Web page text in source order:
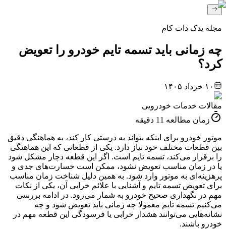
مجله یدک دات کام
چه زمانی باید تسمه تایم خودرو را تعویض
کرد؟
۱۰ خرداد ۱۴۰۵
مقالات خدمات خودرویی
زمان مطالعه 11 دقیقه
موتور خودرو برای اینکه بتواند به ‌درستی کار کند، به هماهنگی دقیق
بین قطعات مختلف خود نیاز دارد. یکی از قطعاتی که این هماهنگی
را برقرار می‌کند، تسمه تایم است. اگر این قطعه دچار مشکل شود
یا در زمان مناسب تعویض نشود، ممکن است خسارت‌های جدی و
پرهزینه‌ای به موتور وارد شود. به همین دلیل شناخت زمان مناسب
برای تعویض تسمه تایم و آشنایی با علائم خرابی آن، یکی از نکات
مهم در نگهداری صحیح خودرو به شمار می‌رود. در ادامه بررسی
می‌کنیم تسمه تایم معمولا چه زمانی باید تعویض شود و چه
نشانه‌هایی می‌توانند هشدار خرابی یا فرسودگی این قطعه مهم در
خودرو باشند.